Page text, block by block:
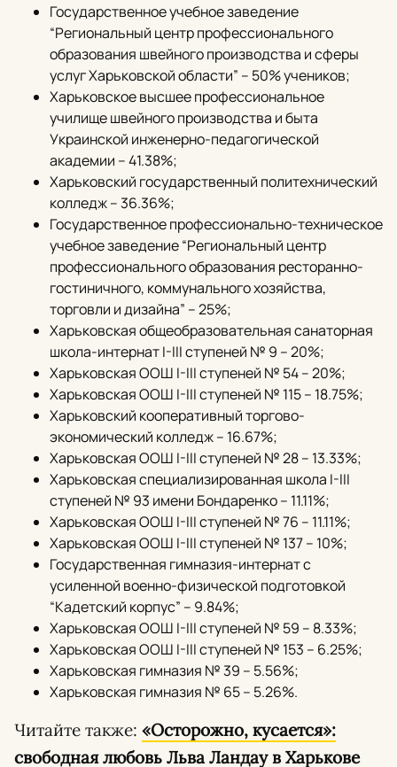
Государственное учебное заведение
“Региональный центр профессионального
образования швейного производства и сферы
услуг Харьковской области” – 50% учеников;
Харьковское высшее профессиональное
училище швейного производства и быта
Украинской инженерно-педагогической
академии – 41.38%;
Харьковский государственный политехнический
колледж – 36.36%;
Государственное профессионально-техническое
учебное заведение “Региональный центр
профессионального образования ресторанно-
гостиничного, коммунального хозяйства,
торговли и дизайна” – 25%;
Харьковская общеобразовательная санаторная
школа-интернат I-III ступеней № 9 – 20%;
Харьковская ООШ I-III ступеней № 54 – 20%;
Харьковская ООШ I-III ступеней № 115 – 18.75%;
Харьковский кооперативный торгово-
экономический колледж – 16.67%;
Харьковская ООШ I-III ступеней № 28 – 13.33%;
Харьковская специализированная школа I-III
ступеней № 93 имени Бондаренко – 11.11%;
Харьковская ООШ I-III ступеней № 76 – 11.11%;
Харьковская ООШ I-III ступеней № 137 – 10%;
Государственная гимназия-интернат с
усиленной военно-физической подготовкой
“Кадетский корпус” – 9.84%;
Харьковская ООШ I-III ступеней № 59 – 8.33%;
Харьковская ООШ I-III ступеней № 153 – 6.25%;
Харьковская гимназия № 39 – 5.56%;
Харьковская гимназия № 65 – 5.26%.
Читайте также: «Осторожно, кусается»:
свободная любовь Льва Ландау в Харькове